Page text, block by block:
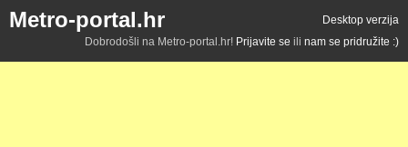
Metro-portal.hr
Desktop verzija
Dobrodošli na Metro-portal.hr! Prijavite se ili nam se pridružite :)